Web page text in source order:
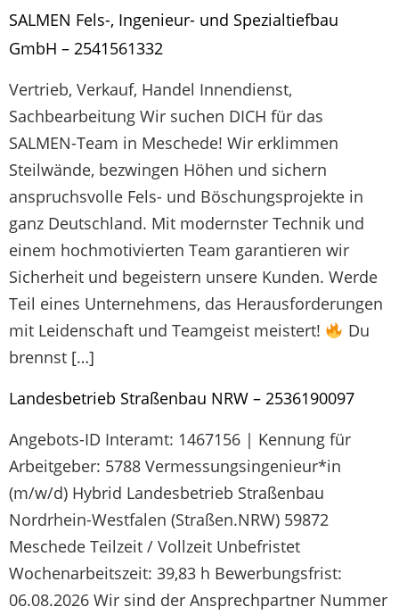
SALMEN Fels-, Ingenieur- und Spezialtiefbau
GmbH – 2541561332
Vertrieb, Verkauf, Handel Innendienst,
Sachbearbeitung Wir suchen DICH für das
SALMEN-Team in Meschede! Wir erklimmen
Steilwände, bezwingen Höhen und sichern
anspruchsvolle Fels- und Böschungsprojekte in
ganz Deutschland. Mit modernster Technik und
einem hochmotivierten Team garantieren wir
Sicherheit und begeistern unsere Kunden. Werde
Teil eines Unternehmens, das Herausforderungen
mit Leidenschaft und Teamgeist meistert!
Du
brennst […]
Landesbetrieb Straßenbau NRW – 2536190097
Angebots-ID Interamt: 1467156 | Kennung für
Arbeitgeber: 5788 Vermessungsingenieur*in
(m/w/d) Hybrid Landesbetrieb Straßenbau
Nordrhein-Westfalen (Straßen.NRW) 59872
Meschede Teilzeit / Vollzeit Unbefristet
Wochenarbeitszeit: 39,83 h Bewerbungsfrist:
06.08.2026 Wir sind der Ansprechpartner Nummer